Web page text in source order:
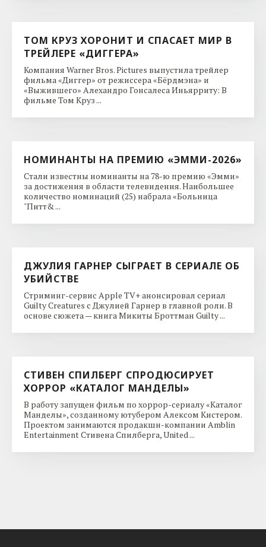
ТОМ КРУЗ ХОРОНИТ И СПАСАЕТ МИР В
ТРЕЙЛЕРЕ «ДИГГЕРА»
Компания Warner Bros. Pictures выпустила трейлер
фильма «Диггер» от режиссера «Бёрдмэна» и
«Выжившего» Алехандро Гонсалеса Иньярриту: В
фильме Том Круз ...
НОМИНАНТЫ НА ПРЕМИЮ «ЭММИ-2026»
Стали известны номинанты на 78-ю премию «Эмми»
за достижения в области телевидения. Наибольшее
количество номинаций (25) набрала «Больница
"Питт& ...
ДЖУЛИЯ ГАРНЕР СЫГРАЕТ В СЕРИАЛЕ ОБ
УБИЙСТВЕ
Стриминг-сервис Apple TV+ анонсировал сериал
Guilty Creatures с Джулией Гарнер в главной роли. В
основе сюжета — книга Микиты Броттман Guilty ...
СТИВЕН СПИЛБЕРГ СПРОДЮСИРУЕТ
ХОРРОР «КАТАЛОГ МАНДЕЛЫ»
В работу запущен фильм по хоррор-сериалу «Каталог
Манделы», созданному ютубером Алексом Кистером.
Проектом занимаются продакшн-компании Amblin
Entertainment Стивена Спилберга, United ...